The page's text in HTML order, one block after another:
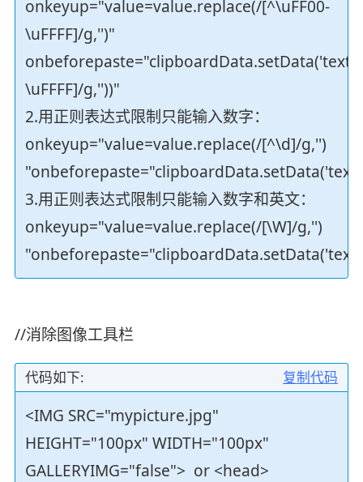
onkeyup="value=value.replace(/[^\uFF00-
\uFFFF]/g,'')"
\uFFFF]/g,''))"
2.用正则表达式限制只能输入数字：
onkeyup="value=value.replace(/[^\d]/g,'')
3.用正则表达式限制只能输入数字和英文：
onkeyup="value=value.replace(/[\W]/g,'')
//消除图像工具栏
复制代码
代码如下:
<IMG SRC="mypicture.jpg"
HEIGHT="100px" WIDTH="100px"
GALLERYIMG="false"> or <head>